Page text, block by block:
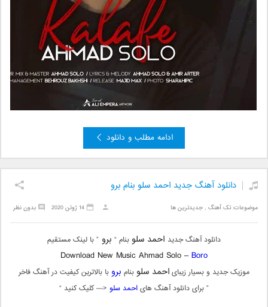
ادامه مطلب و دانلود
دانلود آهنگ جدید احمد سلو بنام برو
موضوعات:تک آهنگ ,جدیدترین ها بدون نظر 14 ژوئن 2020
دانلود آهنگ جدید احمد سلو بنام “ برو ” با لینک مستقیم
Download New Music Ahmad Solo –Boro
موزیک جدید و بسیار زیبایاحمد سلو بنام برو با بالاترین کیفیت در آهنگ فاخر
” برای دانلود آهنگ هایاحمد سلو <— کلیک کنید “